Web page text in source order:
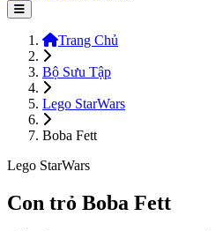
Trang Chủ
Bộ Sưu Tập
Lego StarWars
Boba Fett
Lego StarWars
Con trỏ Boba Fett